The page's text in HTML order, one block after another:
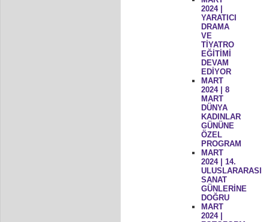
2024 |
YARATICI
DRAMA
VE
TİYATRO
EĞİTİMİ
DEVAM
EDİYOR
MART
2024 | 8
MART
DÜNYA
KADINLAR
GÜNÜNE
ÖZEL
PROGRAM
MART
2024 | 14.
ULUSLARARASI
SANAT
GÜNLERİNE
DOĞRU
MART
2024 |